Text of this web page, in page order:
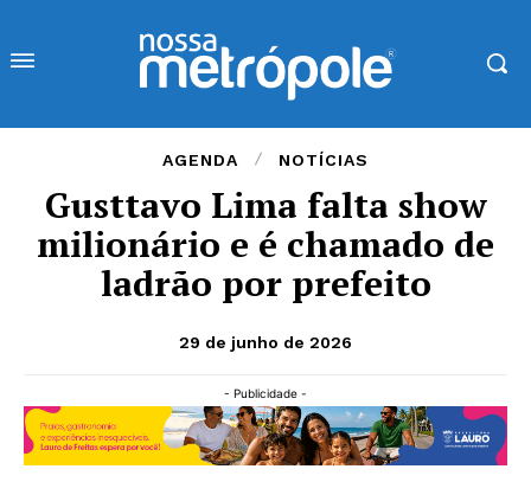
AGENDA NOTÍCIAS
Gusttavo Lima falta show
milionário e é chamado de
ladrão por prefeito
29 de junho de 2026
- Publicidade -